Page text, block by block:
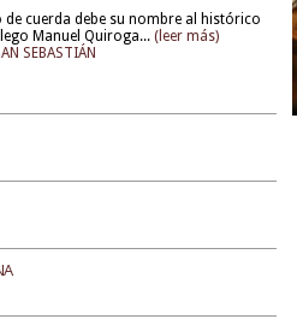
de cuerda debe su nombre al histórico
Manuel Quiroga...(leer más)
SEBASTIÁN